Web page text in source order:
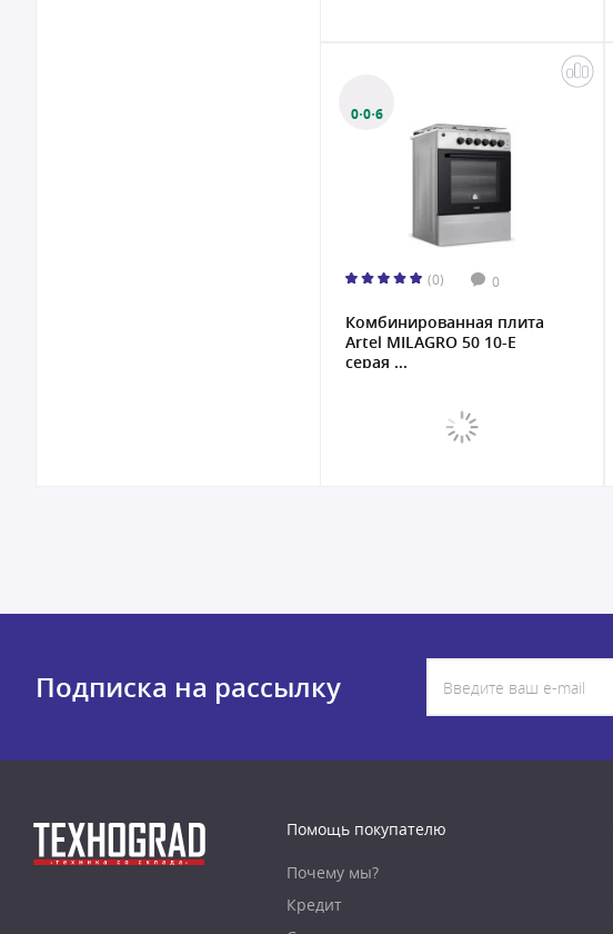
0·0·6
(0) 0
Комбинированная плита
Artel MILAGRO 50 10-E
серая ...
Подписка на рассылку
Помощь покупателю
Почему мы?
Кредит